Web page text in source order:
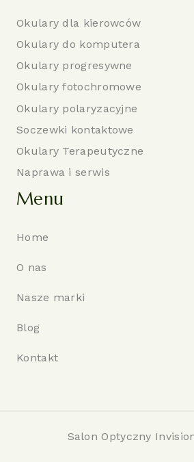
Okulary dla kierowców
Okulary do komputera
Okulary progresywne
Okulary fotochromowe
Okulary polaryzacyjne
Soczewki kontaktowe
Okulary Terapeutyczne
Naprawa i serwis
Menu
Home
O nas
Nasze marki
Blog
Kontakt
Salon Optyczny